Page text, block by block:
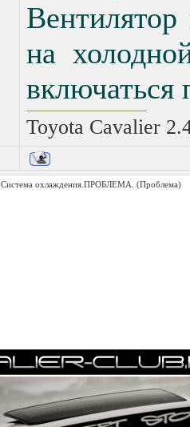
Вентилятор
на
включаться
Toyota Cavalier
Система охлаждения.ПРОБЛЕМА. (Проблема)